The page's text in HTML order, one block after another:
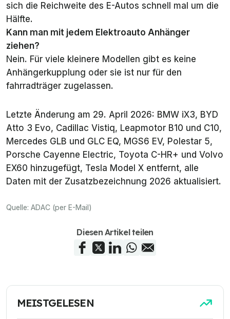
Mercedes
EQS SUV
750 kg (RWD) bzw. 1.800 kg (AWD, incl.
MG4 EV
incl. Urban
2026
750 kg (alle)
MGS6 EV
2026
1.500 kg (alle)
Mini
Aceman
Electric
750 kg (alle)
750 kg (FWD) bzw. 1.200 kg (AWD)
und EL8
sich die Reichweite des E-Autos schnell mal um die
Hälfte.
Kann man mit jedem Elektroauto Anhänger
ziehen?
Nein. Für viele kleinere Modellen gibt es keine
Anhängerkupplung oder sie ist nur für den
fahrradträger zugelassen.
Letzte Änderung am 29. April 2026: BMW iX3, BYD
Atto 3 Evo, Cadillac Vistiq, Leapmotor B10 und C10,
Mercedes GLB und GLC EQ, MGS6 EV, Polestar 5,
Porsche Cayenne Electric, Toyota C-HR+ und Volvo
EX60 hinzugefügt, Tesla Model X entfernt, alle
Daten mit der Zusatzbezeichnung 2026 aktualisiert.
Quelle: ADAC (per E-Mail)
Diesen Artikel teilen
MEISTGELESEN